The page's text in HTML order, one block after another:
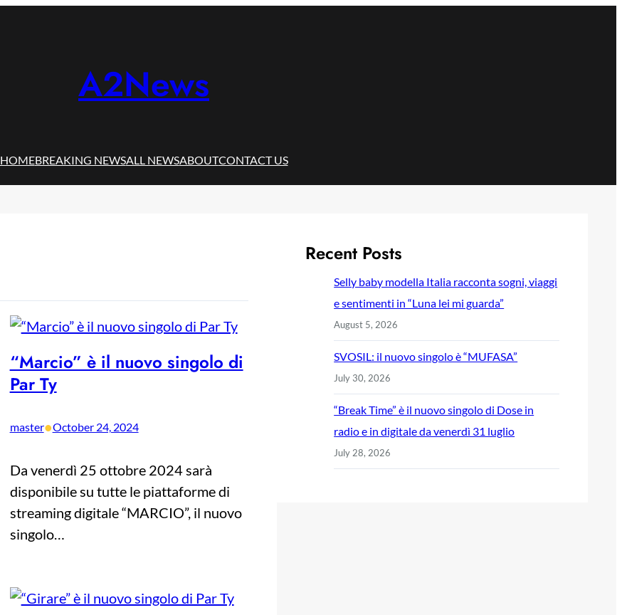
A2News
HOMEBREAKING NEWSALL NEWSABOUTCONTACT US
“Marcio” è il nuovo singolo di
Par Ty
master•October 24, 2024
Da venerdì 25 ottobre 2024 sarà
disponibile su tutte le piattaforme di
streaming digitale “MARCIO”, il nuovo
singolo…
Recent Posts
Selly baby modella Italia racconta sogni, viaggi
e sentimenti in “Luna lei mi guarda”
August 5, 2026
SVOSIL: il nuovo singolo è “MUFASA”
July 30, 2026
“Break Time” è il nuovo singolo di Dose in
radio e in digitale da venerdì 31 luglio
July 28, 2026